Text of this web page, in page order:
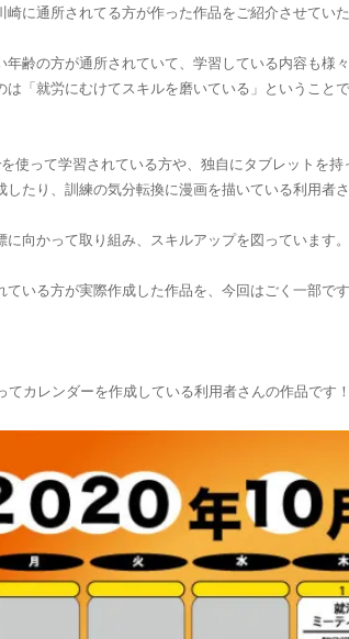
崎に通所されてる方が作った作品をご紹介させていた
年齢の方が通所されていて、学習している内容も様々
は「就労にむけてスキルを磨いている」ということで
使って学習されている方や、独自にタブレットを
したり、訓練の気分転換に漫画を描いている利用者
に向かって取り組み、スキルアップを図っています。
ている方が実際作成した作品を、今回はごく一部で
てカレンダーを作成している利用者さんの作品です！